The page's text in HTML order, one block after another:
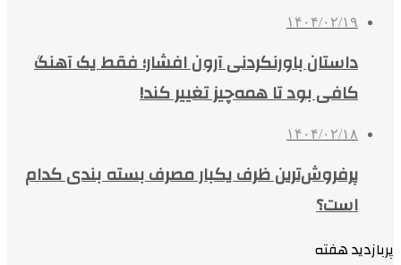
۱۴۰۴/۰۲/۱۹
داستان باورنکردنی آرون افشار؛ فقط یک آهنگ
کافی بود تا همه‌چیز تغییر کند!
۱۴۰۴/۰۲/۱۸
پرفروش‌ترین ظرف یکبار مصرف بسته بندی کدام
است؟
پربازدید هفته